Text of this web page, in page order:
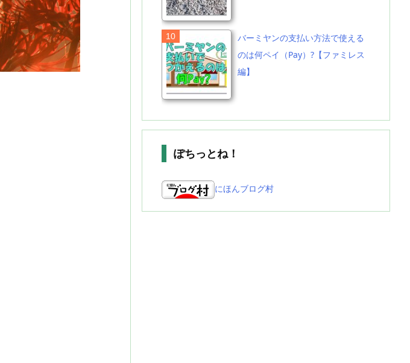
バーミヤンの支払い方法で使える
のは何ペイ（Pay）?【ファミレス
編】
ぽちっとね！
にほんブログ村